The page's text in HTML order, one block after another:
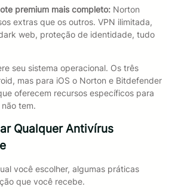
premium mais completo:Norton
extras que os outros. VPN ilimitada,
web, proteção de identidade, tudo
seu sistema operacional. Os três
mas para iOS o Norton e Bitdefender
oferecem recursos específicos para
tem.
Qualquer Antivírus
você escolher, algumas práticas
que você recebe.